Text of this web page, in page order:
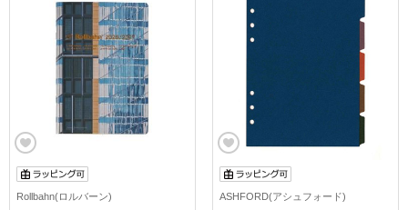
Rollbahn(ロルバーン) ASHFORD(アシュフォード)